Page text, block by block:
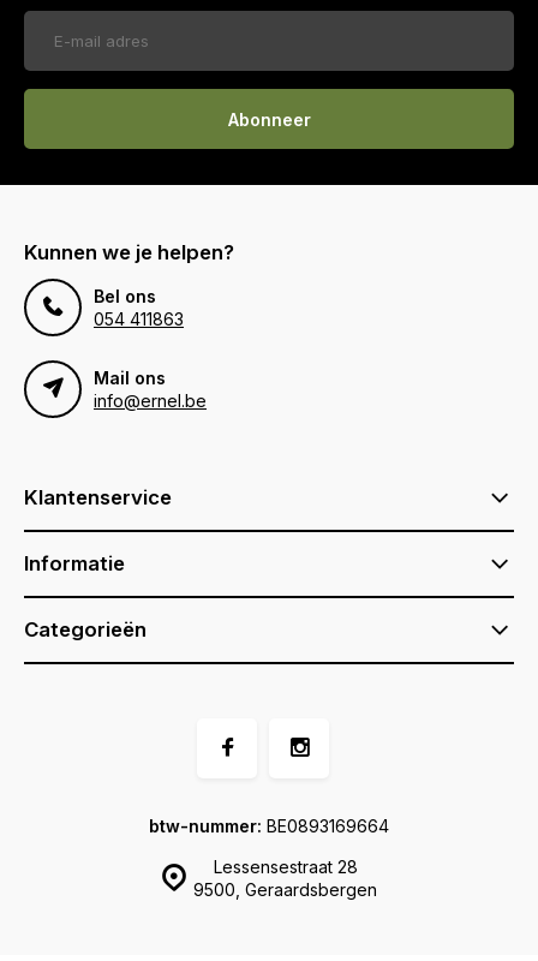
Abonneer
Kunnen we je helpen?
Bel ons
054 411863
Mail ons
info@ernel.be
Klantenservice
Informatie
Categorieën
Lessensestraat 28
9500, Geraardsbergen
btw-nummer: BE0893169664